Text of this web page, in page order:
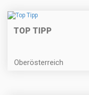
TOP TIPP
Oberösterreich